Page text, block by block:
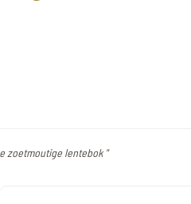
zoetmoutige lentebok "